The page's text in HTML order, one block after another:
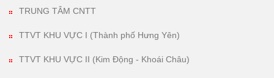
TRUNG TÂM CNTT
TTVT KHU VỰC I (Thành phố Hưng Yên)
TTVT KHU VỰC II (Kim Động - Khoái Châu)